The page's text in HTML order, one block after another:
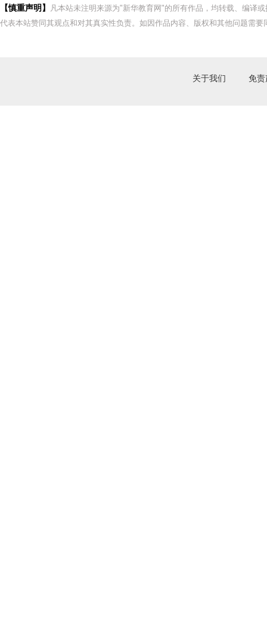
【慎重声明】
凡本站未注明来源为"新华教育网"的所有作品，均转载、编译
代表本站赞同其观点和对其真实性负责。如因作品内容、版权和其他问题需
关于我们 免责